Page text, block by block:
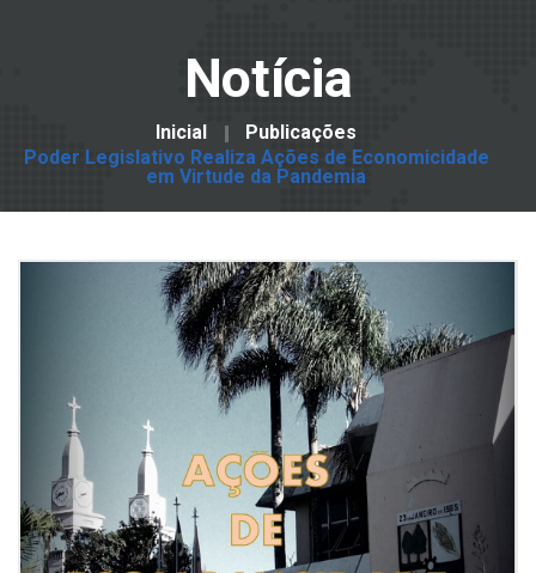
Notícia
Inicial
Publicações
Poder Legislativo Realiza Ações de Economicidade
em Virtude da Pandemia